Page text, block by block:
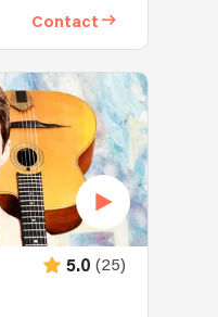
Contact
5.0 (25)